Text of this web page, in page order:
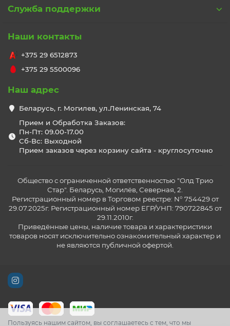
Пользуясь нашим сайтом, вы соглашаетесь с тем, что мы
Служба поддержки
Наши контакты
+375 29 6512873
+375 29 5500096
Наш адрес
Беларусь, г. Могилев, ул.Ленинская, 74
Прием и Обработка Заказов:
Пн-Пт: 09.00-17.00
Сб-Вс: Выходной
Прием заказов через корзину сайта - круглосуточно
Общество с ограниченной ответственностью "Олд Трио
Стар". Беларусь, Могилёв, Северная, 2.
Регистрационный номер в Торговом реестре: N° 754429 от
29.07.2025г. Регистрационный номер ЕГР/УНП: 790722845 от
29.11.2010г.
Приведённые цены, наличие товара и характеристики
товаров носят исключительно ознакомительный характер и
не являются публичной офертой.